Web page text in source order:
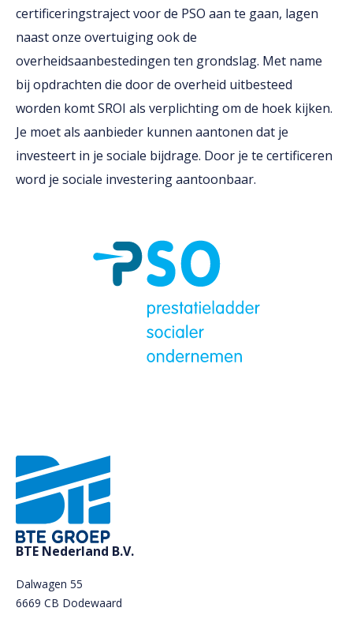
certificeringstraject voor de PSO aan te gaan, lagen
naast onze overtuiging ook de
overheidsaanbestedingen ten grondslag. Met name
bij opdrachten die door de overheid uitbesteed
worden komt SROI als verplichting om de hoek kijken.
Je moet als aanbieder kunnen aantonen dat je
investeert in je sociale bijdrage. Door je te certificeren
word je sociale investering aantoonbaar.
BTE Nederland B.V.
Dalwagen 55
6669 CB Dodewaard